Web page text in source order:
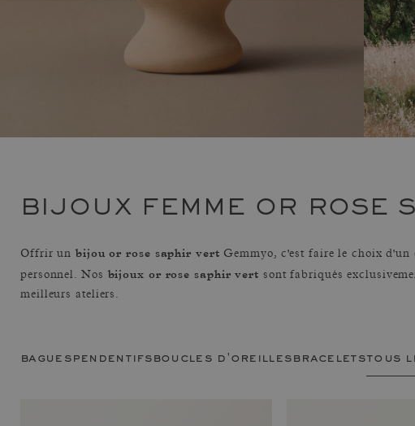
BIJOUX FEMME OR ROSE
Offrir un bijou or rose saphir vert Gemmyo, c'est faire le choix d'un
personnel. Nos bijoux or rose saphir vert sont fabriqués
meilleurs ateliers.
bagues pendentifs boucles d'oreilles braceletstous